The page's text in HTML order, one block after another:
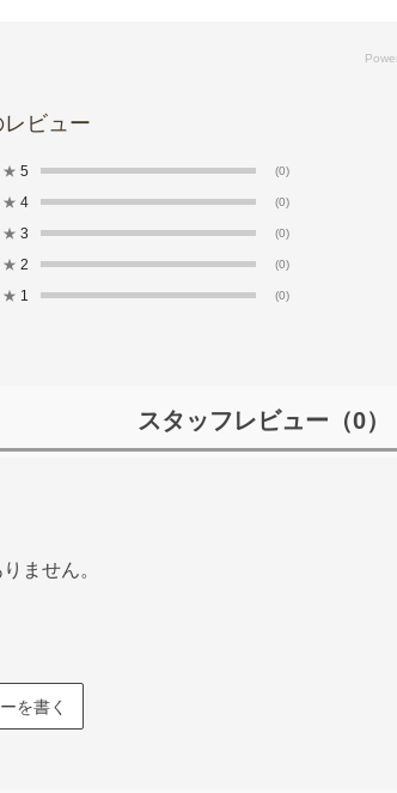
★ 5 (0)
★ 4 (0)
★ 3 (0)
★ 2 (0)
★ 1 (0)
スタッフレビュー （0）
ません。
を書く